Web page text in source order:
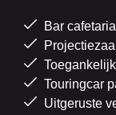
Bar
Projectiezaal
Touringcar
Uitgeruste